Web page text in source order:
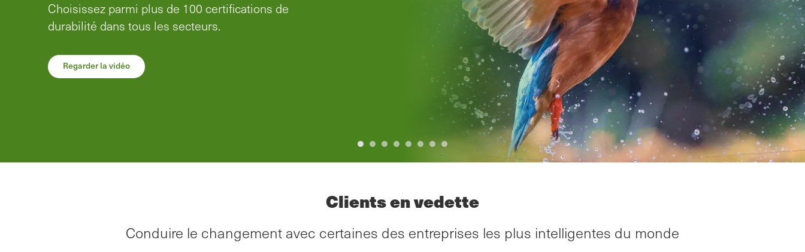
Depuis décembre 2023, SCS Global Services est
devenu un organisme de certification autorisé dans le
Découvrez comment cette certification peut aider
votre entreprise.
Clients en vedette
Conduire le changement avec certaines des entreprises les plus intelligentes du monde